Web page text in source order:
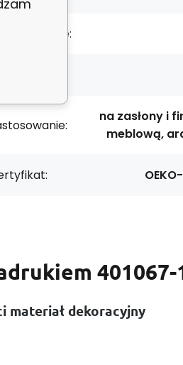
na zasłony i
meblową,
401067-
materiał dekoracyjny